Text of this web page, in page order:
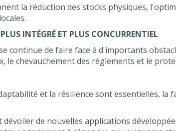
la réduction des stocks physiques,
INTÉGRÉ ET PLUS CONCURRENTIEL
continue de faire face à d'importants
le chevauchement des règlements et le
et la résilience sont essentielles,
dévoiler de nouvelles applications